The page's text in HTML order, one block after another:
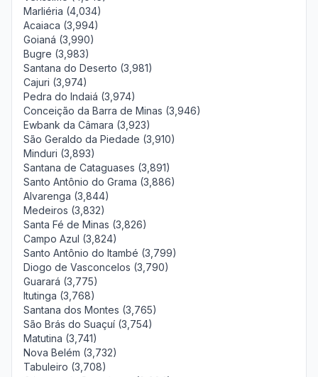
Marliéria (4,034)
Acaiaca (3,994)
Goianá (3,990)
Bugre (3,983)
Santana do Deserto (3,981)
Cajuri (3,974)
Pedra do Indaiá (3,974)
Conceição da Barra de Minas (3,946)
Ewbank da Câmara (3,923)
São Geraldo da Piedade (3,910)
Minduri (3,893)
Santana de Cataguases (3,891)
Santo Antônio do Grama (3,886)
Alvarenga (3,844)
Medeiros (3,832)
Santa Fé de Minas (3,826)
Campo Azul (3,824)
Santo Antônio do Itambé (3,799)
Diogo de Vasconcelos (3,790)
Guarará (3,775)
Itutinga (3,768)
Santana dos Montes (3,765)
São Brás do Suaçuí (3,754)
Matutina (3,741)
Nova Belém (3,732)
Tabuleiro (3,708)